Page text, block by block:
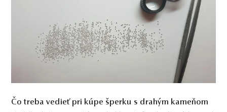
Čo treba vedieť pri kúpe šperku s drahým kameňom